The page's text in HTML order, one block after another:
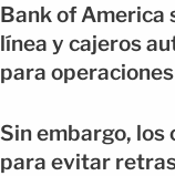
Bank of America
línea y cajeros
para
Sin embargo,
para evitar